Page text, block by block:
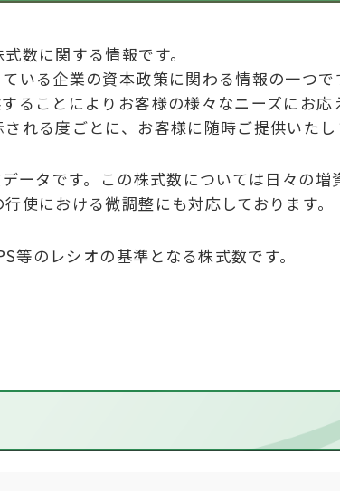
数に関する情報です。
いる企業の資本政策に関わる情報の一つ
ることによりお客様の様々なニーズにお
れる度ごとに、お客様に随時ご提供いたし
ータです。この株式数については日々の
使における微調整にも対応しております。
のレシオの基準となる株式数です。